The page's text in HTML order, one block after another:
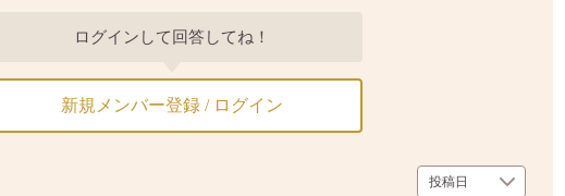
ログインして回答してね！
新規メンバー登録 / ログイン